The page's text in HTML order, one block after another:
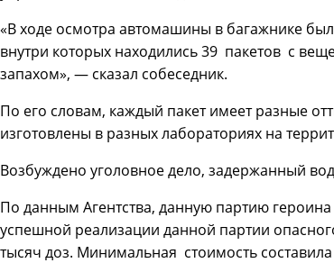
«В ходе осмотра автомашины в багажнике
внутри которых находились 39 пакетов с
запахом», — сказал собеседник.
По его словам, каждый пакет имеет разные
изготовлены в разных лабораториях на
Возбуждено уголовное дело, задержанный
По данным Агентства, данную партию
успешной реализации данной партии
тысяч доз. Минимальная стоимость